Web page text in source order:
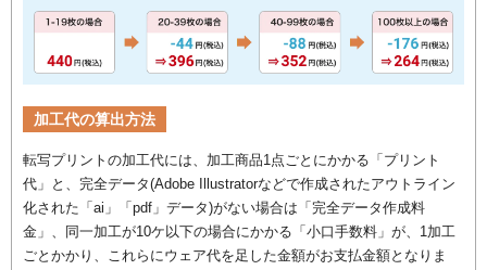
加工代の算出方法
転写プリントの加工代には、加工商品1点ごとにかかる「プリント
代」と、完全データ(Adobe Illustratorなどで作成されたアウトライン
化された「ai」「pdf」データ)がない場合は「完全データ作成料
金」、同一加工が10ケ以下の場合にかかる「小口手数料」が、1加工
ごとかかり、これらにウェア代を足した金額がお支払金額となりま